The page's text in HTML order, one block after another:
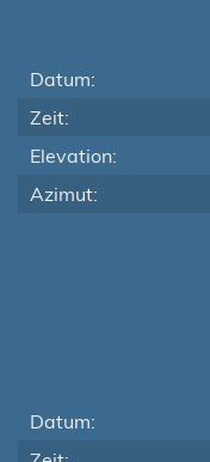
Datum:
Zeit:
Elevation:
Azimut:
Datum: